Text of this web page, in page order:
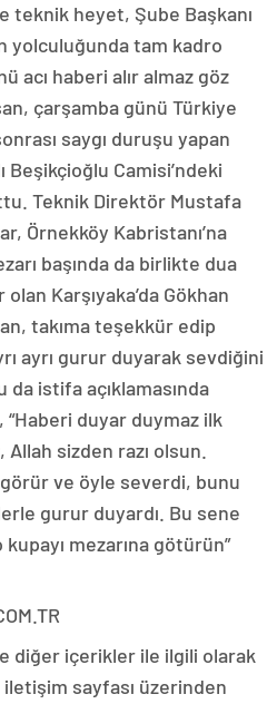
teknik heyet, Şube Başkanı
yolculuğunda tam kadro
acı haberi alır almaz göz
çarşamba günü Türkiye
saygı duruşu yapan
Beşikçioğlu Camisi’ndeki
Teknik Direktör Mustafa
Örnekköy Kabristanı’na
başında da birlikte dua
Karşıyaka’da Gökhan
takıma teşekkür edip
ayrı gurur duyarak sevdiğini
da istifa açıklamasında
duyar duymaz ilk
sizden razı olsun.
ve öyle severdi, bunu
gurur duyardı. Bu sene
mezarına götürün”
diğer içerikler ile ilgili olarak
sayfası üzerinden